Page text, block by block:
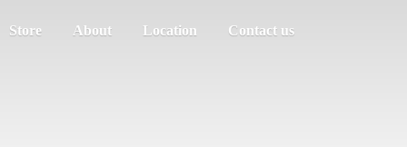
Store About Location Contact us